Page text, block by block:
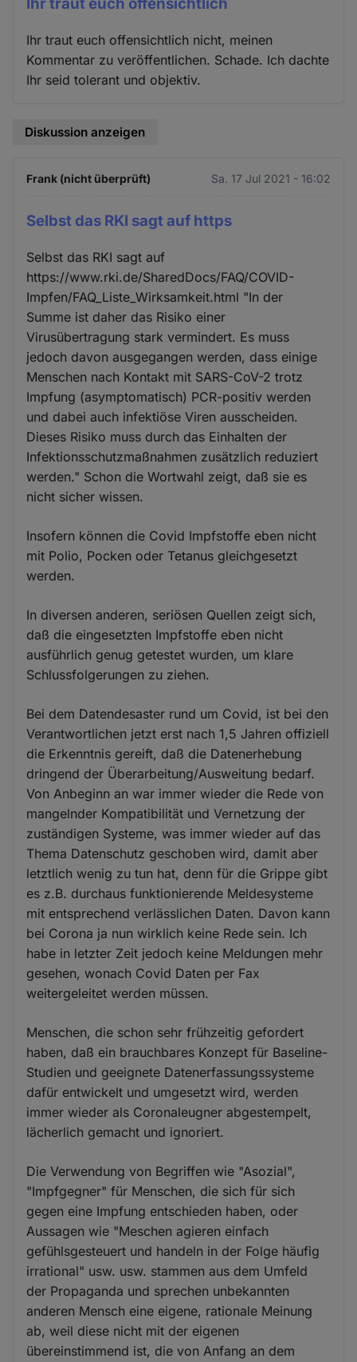
Ihr traut euch offensichtlich
Ihr traut euch offensichtlich nicht, meinen
Kommentar zu veröffentlichen. Schade. Ich dachte
Ihr seid tolerant und objektiv.
Diskussion anzeigen
Frank (nicht überprüft) Sa. 17 Jul 2021 - 16:02
Selbst das RKI sagt auf https
Selbst das RKI sagt auf
https://www.rki.de/SharedDocs/FAQ/COVID-
Impfen/FAQ_Liste_Wirksamkeit.html "In der
Summe ist daher das Risiko einer
Virusübertragung stark vermindert. Es muss
jedoch davon ausgegangen werden, dass einige
Menschen nach Kontakt mit SARS-CoV-2 trotz
Impfung (asymptomatisch) PCR-positiv werden
und dabei auch infektiöse Viren ausscheiden.
Dieses Risiko muss durch das Einhalten der
Infektionsschutzmaßnahmen zusätzlich reduziert
werden." Schon die Wortwahl zeigt, daß sie es
nicht sicher wissen.
Insofern können die Covid Impfstoffe eben nicht
mit Polio, Pocken oder Tetanus gleichgesetzt
werden.
In diversen anderen, seriösen Quellen zeigt sich,
daß die eingesetzten Impfstoffe eben nicht
ausführlich genug getestet wurden, um klare
Schlussfolgerungen zu ziehen.
Bei dem Datendesaster rund um Covid, ist bei den
Verantwortlichen jetzt erst nach 1,5 Jahren offiziell
die Erkenntnis gereift, daß die Datenerhebung
dringend der Überarbeitung/Ausweitung bedarf.
Von Anbeginn an war immer wieder die Rede von
mangelnder Kompatibilität und Vernetzung der
zuständigen Systeme, was immer wieder auf das
Thema Datenschutz geschoben wird, damit aber
letztlich wenig zu tun hat, denn für die Grippe gibt
es z.B. durchaus funktionierende Meldesysteme
mit entsprechend verlässlichen Daten. Davon kann
bei Corona ja nun wirklich keine Rede sein. Ich
habe in letzter Zeit jedoch keine Meldungen mehr
gesehen, wonach Covid Daten per Fax
weitergeleitet werden müssen.
Menschen, die schon sehr frühzeitig gefordert
haben, daß ein brauchbares Konzept für Baseline-
Studien und geeignete Datenerfassungssysteme
dafür entwickelt und umgesetzt wird, werden
immer wieder als Coronaleugner abgestempelt,
lächerlich gemacht und ignoriert.
Die Verwendung von Begriffen wie "Asozial",
"Impfgegner" für Menschen, die sich für sich
gegen eine Impfung entschieden haben, oder
Aussagen wie "Meschen agieren einfach
gefühlsgesteuert und handeln in der Folge häufig
irrational" usw. usw. stammen aus dem Umfeld
der Propaganda und sprechen unbekannten
anderen Mensch eine eigene, rationale Meinung
ab, weil diese nicht mit der eigenen
übereinstimmend ist, die von Anfang an dem